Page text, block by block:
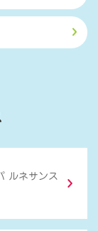
ルネサンス